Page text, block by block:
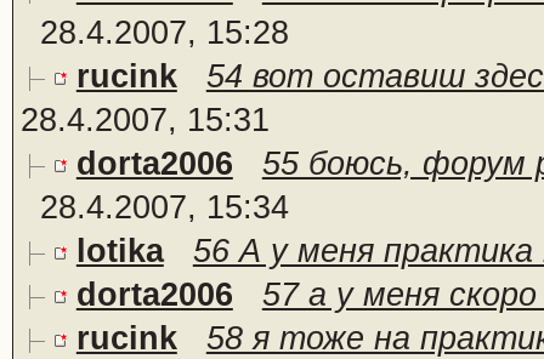
28.4.2007, 15:28
rucink
54 вот оставиш
28.4.2007, 15:31
dorta2006
55 боюсь, форум
28.4.2007, 15:34
lotika
56 А у меня практика
dorta2006
57 а у меня
rucink
58 я тоже на